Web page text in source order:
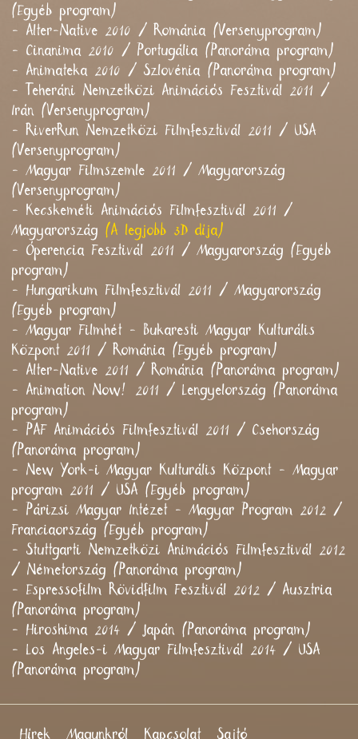
(Egyéb program)
- Alter-Native 2010 / Románia (Versenyprogram)
- Cinanima 2010 / Portugália (Panoráma program)
- Animateka 2010 / Szlovénia (Panoráma program)
- Teheráni Nemzetközi Animációs Fesztivál 2011 /
Irán (Versenyprogram)
- RiverRun Nemzetközi Filmfesztivál 2011 / USA
(Versenyprogram)
- Magyar Filmszemle 2011 / Magyarország
(Versenyprogram)
- Kecskeméti Animációs Filmfesztivál 2011 /
Magyarország (A legjobb 3D díja)
- Óperencia Fesztivál 2011 / Magyarország (Egyéb
program)
- Hungarikum Filmfesztivál 2011 / Magyarország
(Egyéb program)
- Magyar Filmhét - Bukaresti Magyar Kulturális
Központ 2011 / Románia (Egyéb program)
- Alter-Native 2011 / Románia (Panoráma program)
- Animation Now! 2011 / Lengyelország (Panoráma
program)
- PAF Animációs Filmfesztivál 2011 / Csehország
(Panoráma program)
- New York-i Magyar Kulturális Központ - Magyar
program 2011 / USA (Egyéb program)
- Párizsi Magyar Intézet - Magyar Program 2012 /
Franciaország (Egyéb program)
- Stuttgarti Nemzetközi Animációs Filmfesztivál 2012
/ Németország (Panoráma program)
- Espressofilm Rövidfilm Fesztivál 2012 / Ausztria
(Panoráma program)
- Hiroshima 2014 / Japán (Panoráma program)
- Los Angeles-i Magyar Filmfesztivál 2014 / USA
(Panoráma program)
Hírek Magunkról Kapcsolat Sajtó